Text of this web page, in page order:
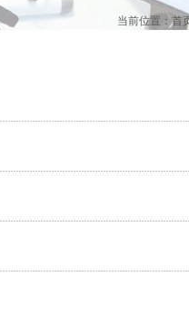
当前位置：首